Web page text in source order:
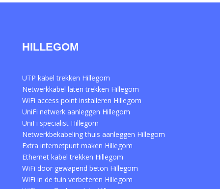
HILLEGOM
UTP kabel trekken Hillegom
Netwerkkabel laten trekken Hillegom
WiFi access point installeren Hillegom
UniFi netwerk aanleggen Hillegom
UniFi specialist Hillegom
Netwerkbekabeling thuis aanleggen Hillegom
Extra internetpunt maken Hillegom
Ethernet kabel trekken Hillegom
WiFi door gewapend beton Hillegom
WiFi in de tuin verbeteren Hillegom